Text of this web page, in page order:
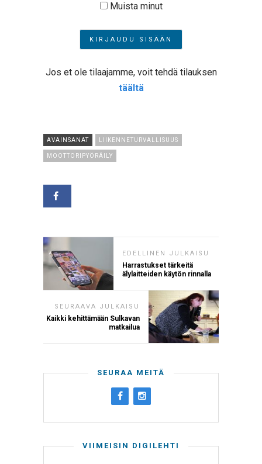
Muista minut
Jos et ole tilaajamme, voit tehdä tilauksen
täältä
AVAINSANAT LIIKENNETURVALLISUUS
MOOTTORIPYÖRÄILY
EDELLINEN JULKAISU
Harrastukset tärkeitä
älylaitteiden käytön rinnalla
SEURAAVA JULKAISU
Kaikki kehittämään Sulkavan
matkailua
SEURAA MEITÄ
VIIMEISIN DIGILEHTI